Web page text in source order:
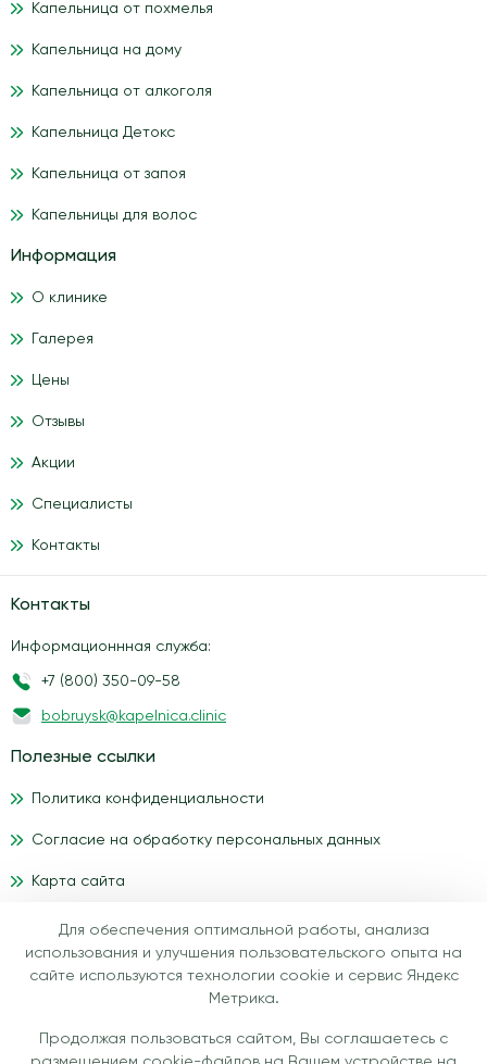
Капельница от похмелья
Капельница на дому
Капельница от алкоголя
Капельница Детокс
Капельница от запоя
Капельницы для волос
Информация
О клинике
Галерея
Цены
Отзывы
Акции
Специалисты
Контакты
Контакты
Информационнная служба:
+7 (800) 350-09-58
bobruysk@kapelnica.clinic
Полезные ссылки
Политика конфиденциальности
Согласие на обработку персональных данных
Карта сайта
Материалы, размещенные на данном сайте, носят
информационный характер и предназначены для
образовательных целей. Посетители сайта медицинского
врачебных рекомендаций. Определение диагноза и выбор
методики лечения остается исключительной прерогативой
Для обеспечения оптимальной работы, анализа
использования и улучшения пользовательского опыта на
сайте используются технологии cookie и сервис Яндекс
Метрика.
Продолжая пользоваться сайтом, Вы соглашаетесь с